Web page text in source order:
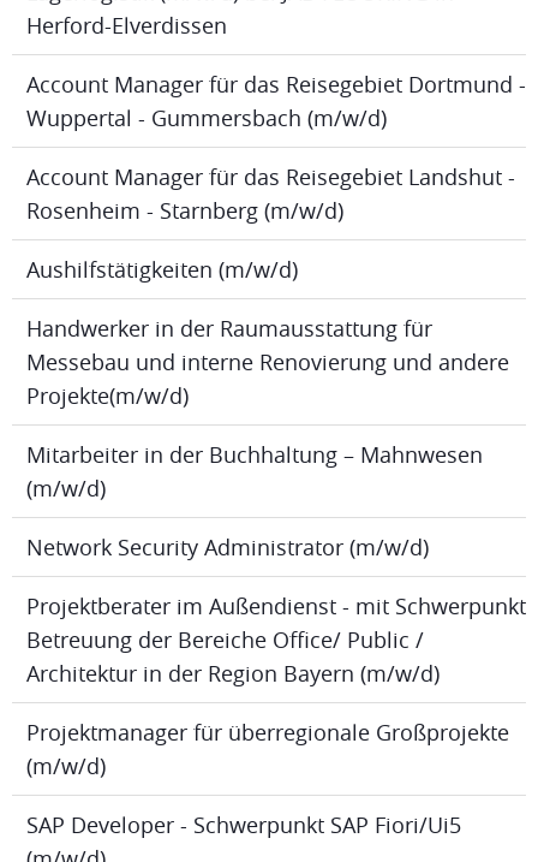
Herford-Elverdissen
Account Manager für das Reisegebiet Dortmund -
Wuppertal - Gummersbach (m/w/d)
Account Manager für das Reisegebiet Landshut -
Rosenheim - Starnberg (m/w/d)
Aushilfstätigkeiten (m/w/d)
Handwerker in der Raumausstattung für
Messebau und interne Renovierung und andere
Projekte(m/w/d)
Mitarbeiter in der Buchhaltung – Mahnwesen
(m/w/d)
Network Security Administrator (m/w/d)
Projektberater im Außendienst - mit Schwerpunkt
Betreuung der Bereiche Office/ Public /
Architektur in der Region Bayern (m/w/d)
Projektmanager für überregionale Großprojekte
(m/w/d)
SAP Developer - Schwerpunkt SAP Fiori/Ui5